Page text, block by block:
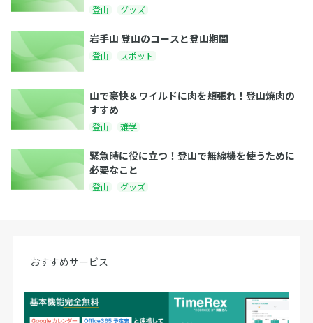
登山 グッズ
岩手山 登山のコースと登山期間
登山 スポット
山で豪快＆ワイルドに肉を頬張れ！登山焼肉の
すすめ
登山 雑学
緊急時に役に立つ！登山で無線機を使うために
必要なこと
登山 グッズ
おすすめサービス